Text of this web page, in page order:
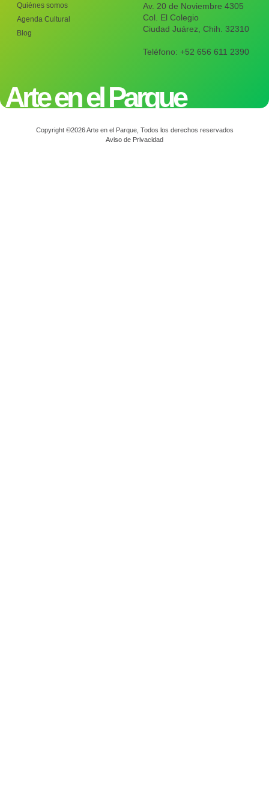
Quiénes somos
Agenda Cultural
Blog
Av. 20 de Noviembre 4305
Col. El Colegio
Ciudad Juárez, Chih. 32310
Teléfono: +52 656 611 2390
Arte en el Parque
Copyright ©2026 Arte en el Parque, Todos los derechos reservados
Aviso de Privacidad